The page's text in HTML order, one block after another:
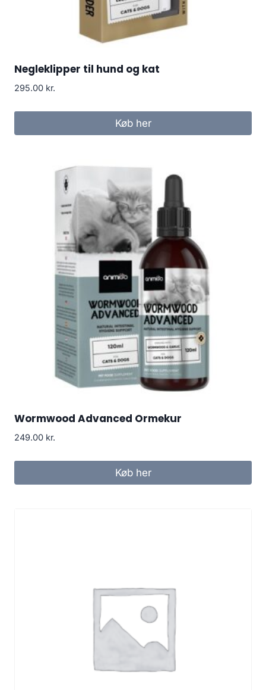
Negleklipper til hund og kat
295.00 kr.
Køb her
Wormwood Advanced Ormekur
249.00 kr.
Køb her